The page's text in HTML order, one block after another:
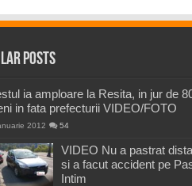
Posts
ia amploare la Resita, in jur de
in fata prefecturii VIDEO/FOTO
2012 54
VIDEO Nu a pastrat
si a facut accident pe
Intim